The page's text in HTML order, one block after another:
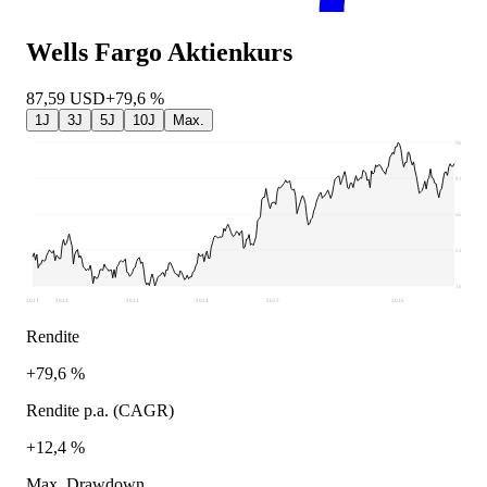
Wells Fargo Aktienkurs
87,59 USD+79,6 %
1J 3J 5J 10J Max.
36,72
51,64
66,55
81,47
96,38
2021 2022 2023 2024 2025 2026
Rendite
+79,6 %
Rendite p.a. (CAGR)
+12,4 %